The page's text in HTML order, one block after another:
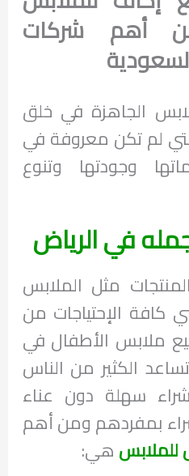
أهم شركات
الجاهزة في خلق
لم تكن معروفة في
وجودتها وتنوع
في الرياض
مثل الملابس
كافة الإحتياجات من
ملابس الأطفال في
الكثير من الناس
سهلة دون عناء
بمفردهم ومن أهم
للملابس هي: